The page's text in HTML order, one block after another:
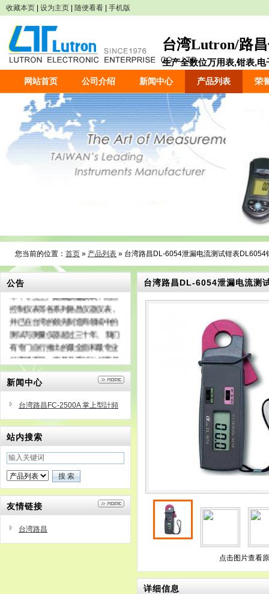
收藏本页 设为主页 随便看看 手机版
台湾Lutron/路
生产全数位万用表,钳表,
网站首页 公司介绍 新闻中心 产品列表 荣
您当前的位置： 首页 » 产品列表 » 台湾路昌DL-6054泄漏电流测试钳表DL6054
公告
台湾路昌官网
年，专业生产路昌仪器仪表，路昌
控制仪表等各系列路昌仪器仪表，
并已在台湾的领先制造商领域中的
测试与测量仪器超过三十年。 我们
有专门自行推出的最全面和最专业
的市场手段，而且几乎95％的产品
出口到70多个国家的世界。
新闻中心
台湾路昌FC-2500A 掌上型計頻
器
站内搜索
友情链接
台湾路昌
台湾路昌DL-6054泄漏电流测
点击图片查看
详细信息